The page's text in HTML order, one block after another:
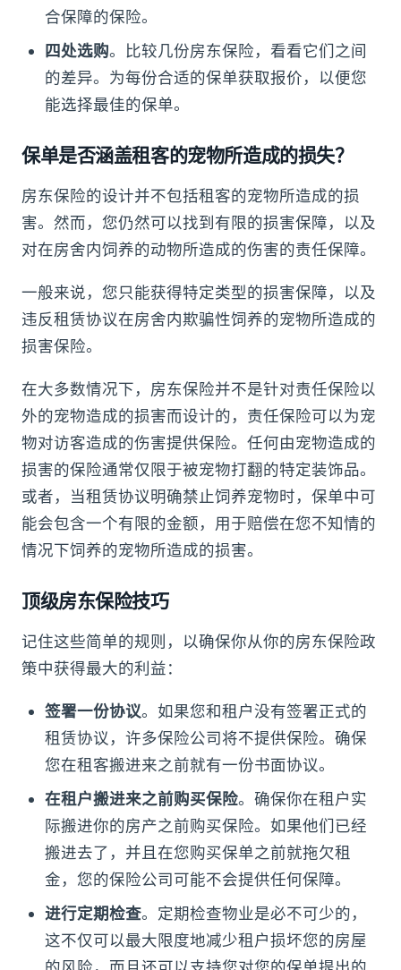
合保障的保险。
四处选购。比较几份房东保险，看看它们之间
的差异。为每份合适的保单获取报价，以便您
能选择最佳的保单。
保单是否涵盖租客的宠物所造成的损失？
房东保险的设计并不包括租客的宠物所造成的损
害。然而，您仍然可以找到有限的损害保障，以及
对在房舍内饲养的动物所造成的伤害的责任保障。
一般来说，您只能获得特定类型的损害保障，以及
违反租赁协议在房舍内欺骗性饲养的宠物所造成的
损害保险。
在大多数情况下，房东保险并不是针对责任保险以
外的宠物造成的损害而设计的，责任保险可以为宠
物对访客造成的伤害提供保险。任何由宠物造成的
损害的保险通常仅限于被宠物打翻的特定装饰品。
或者，当租赁协议明确禁止饲养宠物时，保单中可
能会包含一个有限的金额，用于赔偿在您不知情的
情况下饲养的宠物所造成的损害。
顶级房东保险技巧
记住这些简单的规则，以确保你从你的房东保险政
策中获得最大的利益：
签署一份协议。如果您和租户没有签署正式的
租赁协议，许多保险公司将不提供保险。确保
您在租客搬进来之前就有一份书面协议。
在租户搬进来之前购买保险。确保你在租户实
际搬进你的房产之前购买保险。如果他们已经
搬进去了，并且在您购买保单之前就拖欠租
金，您的保险公司可能不会提供任何保障。
进行定期检查。定期检查物业是必不可少的，
这不仅可以最大限度地减少租户损坏您的房屋